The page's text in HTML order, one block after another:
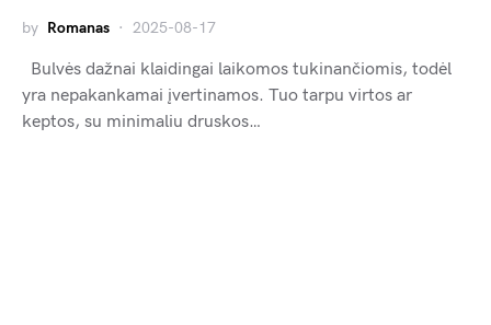
by Romanas 2025-08-17
Bulvės dažnai klaidingai laikomos tukinančiomis, todėl
yra nepakankamai įvertinamos. Tuo tarpu virtos ar
keptos, su minimaliu druskos…